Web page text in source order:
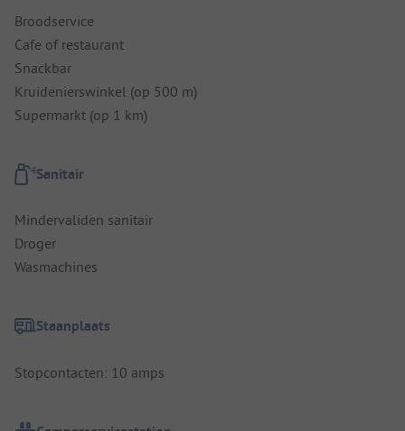
Broodservice
Cafe of restaurant
Snackbar
Kruidenierswinkel (op 500 m)
Supermarkt (op 1 km)
Sanitair
Mindervaliden sanitair
Droger
Wasmachines
Staanplaats
Stopcontacten: 10 amps